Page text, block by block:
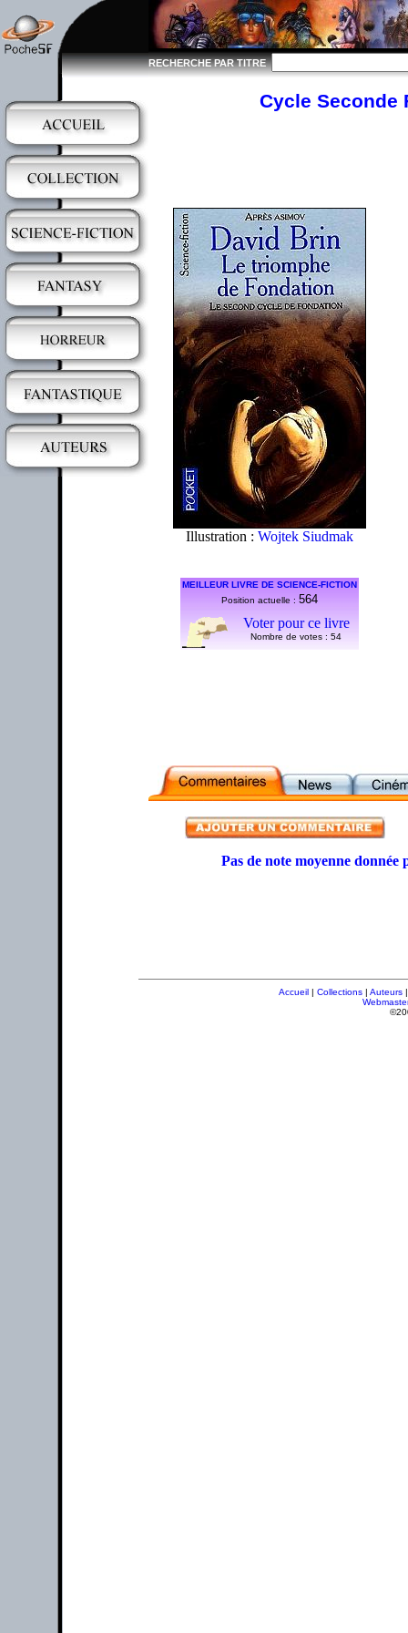
RECHERCHE PAR TITRE
Cycle Seconde
Illustration : Wojtek Siudmak
MEILLEUR LIVRE DE SCIENCE-FICTION
Position actuelle : 564
Voter pour ce livre
Nombre de votes : 54
Pas de note moyenne
Accueil | Collections | Auteurs